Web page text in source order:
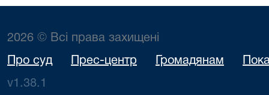
2026 © Всі права захищені
Про суд Прес-центр Громадянам
v1.38.1